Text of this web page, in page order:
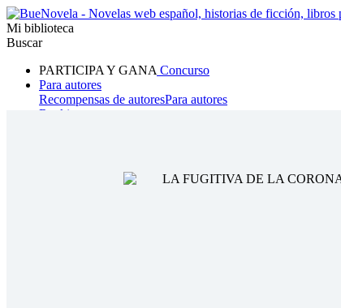
Mi biblioteca
Buscar
PARTICIPA Y GANA Concurso
Para autores
Recompensas de autoresPara autores
Ranking
Hombre loboMafiaSistemaFantasíaUrbano